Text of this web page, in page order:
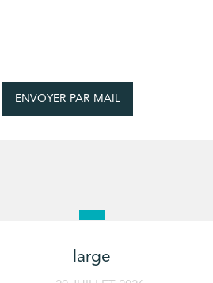
ENVOYER PAR MAIL
large